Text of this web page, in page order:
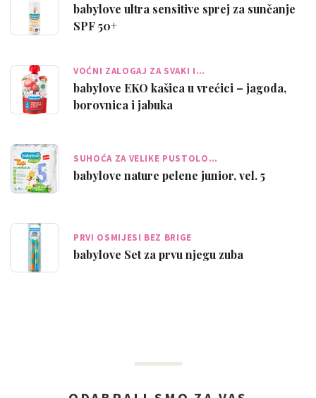
babylove ultra sensitive sprej za sunčanje
SPF 50+
VOĆNI ZALOGAJ ZA SVAKI I…
babylove EKO kašica u vrećici – jagoda,
borovnica i jabuka
SUHOĆA ZA VELIKE PUSTOLO…
babylove nature pelene junior, vel. 5
PRVI OSMIJESI BEZ BRIGE
babylove Set za prvu njegu zuba